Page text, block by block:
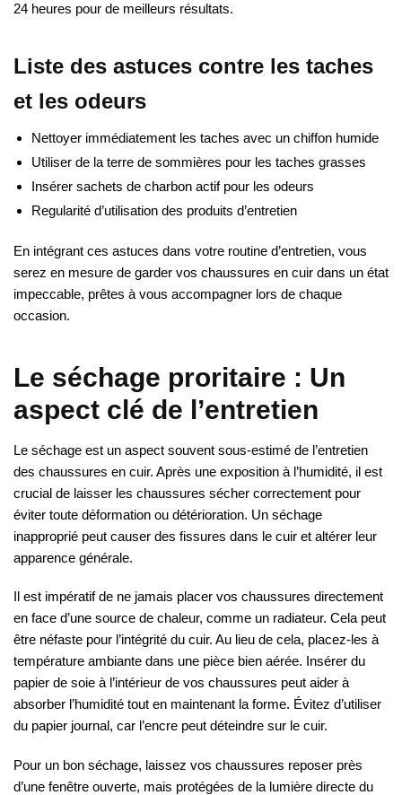
24 heures pour de meilleurs résultats.
Liste des astuces contre les taches
et les odeurs
Nettoyer immédiatement les taches avec un chiffon humide
Utiliser de la terre de sommières pour les taches grasses
Insérer sachets de charbon actif pour les odeurs
Regularité d’utilisation des produits d’entretien
En intégrant ces astuces dans votre routine d’entretien, vous
serez en mesure de garder vos chaussures en cuir dans un état
impeccable, prêtes à vous accompagner lors de chaque
occasion.
Le séchage proritaire : Un
aspect clé de l’entretien
Le séchage est un aspect souvent sous-estimé de l’entretien
des chaussures en cuir. Après une exposition à l’humidité, il est
crucial de laisser les chaussures sécher correctement pour
éviter toute déformation ou détérioration. Un séchage
inapproprié peut causer des fissures dans le cuir et altérer leur
apparence générale.
Il est impératif de ne jamais placer vos chaussures directement
en face d’une source de chaleur, comme un radiateur. Cela peut
être néfaste pour l’intégrité du cuir. Au lieu de cela, placez-les à
température ambiante dans une pièce bien aérée. Insérer du
papier de soie à l’intérieur de vos chaussures peut aider à
absorber l’humidité tout en maintenant la forme. Évitez d’utiliser
du papier journal, car l’encre peut déteindre sur le cuir.
Pour un bon séchage, laissez vos chaussures reposer près
d’une fenêtre ouverte, mais protégées de la lumière directe du